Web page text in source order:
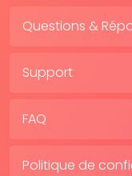
Questions &
Support
FAQ
Politique de